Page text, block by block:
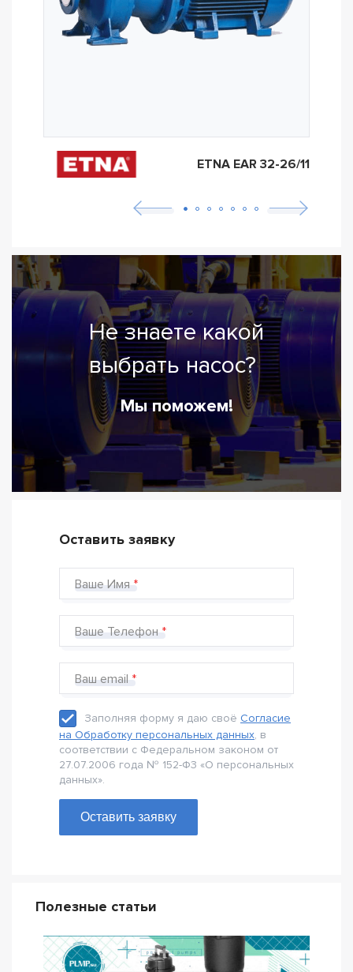
ETNA EAR 32-26/11
Не знаете какой
выбрать насос?
Мы поможем!
Оставить заявку
Ваше Имя
Ваше Телефон
Ваш email
Заполняя форму я даю своё Согласие
на Обработку персональных данных, в
соответствии с Федеральном законом от
27.07.2006 года № 152-Ф3 «О персональных
данных».
Оставить заявку
Полезные статьи